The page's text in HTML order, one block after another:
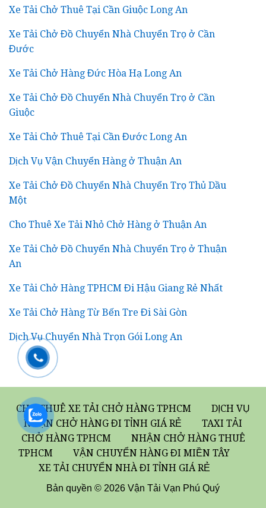
Xe Tải Chở Thuê Tại Cần Giuộc Long An
Xe Tải Chở Đồ Chuyển Nhà Chuyển Trọ ở Cần
Đước
Xe Tải Chở Hàng Đức Hòa Hạ Long An
Xe Tải Chở Đồ Chuyển Nhà Chuyển Trọ ở Cần
Giuộc
Xe Tải Chở Thuê Tại Cần Đước Long An
Dịch Vụ Vận Chuyển Hàng ở Thuận An
Xe Tải Chở Đồ Chuyển Nhà Chuyển Trọ Thủ Dầu
Một
Cho Thuê Xe Tải Nhỏ Chở Hàng ở Thuận An
Xe Tải Chở Đồ Chuyển Nhà Chuyển Trọ ở Thuận
An
Xe Tải Chở Hàng TPHCM Đi Hậu Giang Rẻ Nhất
Xe Tải Chở Hàng Từ Bến Tre Đi Sài Gòn
Dịch Vụ Chuyển Nhà Trọn Gói Long An
CHO THUÊ XE TẢI CHỞ HÀNG TPHCM
DỊCH VỤ
NHẬN CHỞ HÀNG ĐI TỈNH GIÁ RẺ
TAXI TẢI
CHỞ HÀNG TPHCM
NHẬN CHỞ HÀNG THUÊ
TPHCM
VẬN CHUYỂN HÀNG ĐI MIỀN TÂY
XE TẢI CHUYỂN NHÀ ĐI TỈNH GIÁ RẺ
Bản quyền © 2026 Vận Tải Vạn Phú Quý